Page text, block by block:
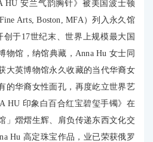
HU 安兰气韵胸针》被美国波士顿
Arts, Boston, MFA）列入永久馆
于17世纪末、世界上规模最大国
物馆，纳馆典藏，Anna Hu 女士同
大英博物馆永久收藏的当代华裔女
的华裔女性面孔，再度屹立世界艺
HU 印象白百合红宝碧玺手镯》在
」熠熠生辉、肩负传递东西文化交
Hu 高定珠宝作品，业已荣获俄罗